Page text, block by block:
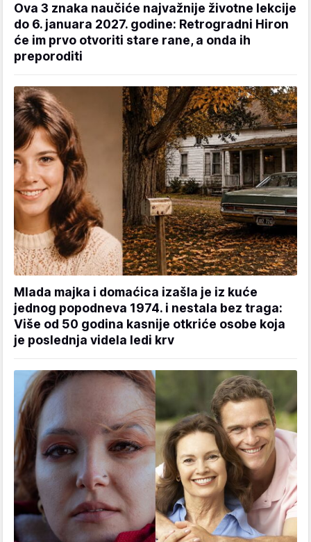
Ova 3 znaka naučiće najvažnije životne lekcije
do 6. januara 2027. godine: Retrogradni Hiron
će im prvo otvoriti stare rane, a onda ih
preporoditi
Mlada majka i domaćica izašla je iz kuće
jednog popodneva 1974. i nestala bez traga:
Više od 50 godina kasnije otkriće osobe koja
je poslednja videla ledi krv